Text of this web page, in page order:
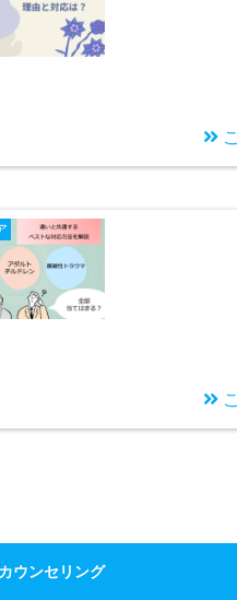
〜 理由を知
身体を守る方
ウンセリング